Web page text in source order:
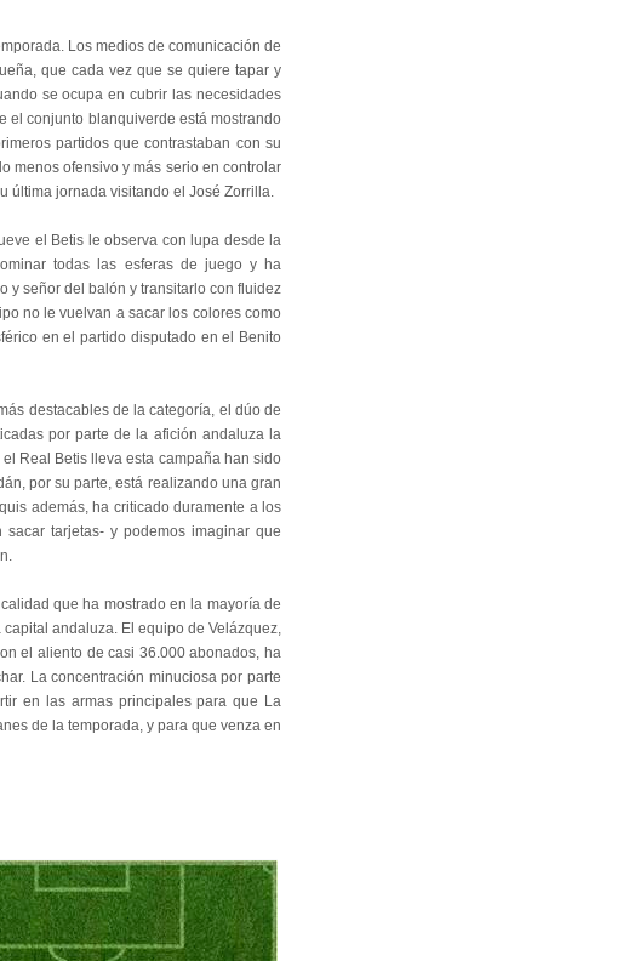
Los medios de comunicación de
que cada vez que se quiere tapar y
se ocupa en cubrir las necesidades
el conjunto blanquiverde está mostrando
partidos que contrastaban con su
menos ofensivo y más serio en controlar
última jornada visitando el José Zorrilla.
el Betis le observa con lupa desde la
todas las esferas de juego y ha
y señor del balón y transitarlo con fluidez
no le vuelvan a sacar los colores como
en el partido disputado en el Benito
destacables de la categoría, el dúo de
por parte de la afición andaluza la
Real Betis lleva esta campaña han sido
por su parte, está realizando una gran
además, ha criticado duramente a los
tarjetas- y podemos imaginar que
que ha mostrado en la mayoría de
andaluza. El equipo de Velázquez,
el aliento de casi 36.000 abonados, ha
La concentración minuciosa por parte
en las armas principales para que La
de la temporada, y para que venza en